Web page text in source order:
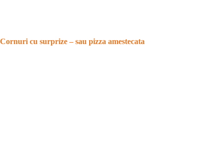
Cornuri cu surprize – sau pizza amestecata